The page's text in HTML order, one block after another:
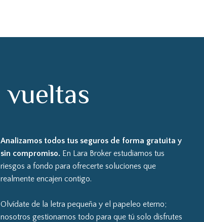
vueltas
Analizamos todos tus seguros de forma gratuita y
sin compromiso. En Lara Broker estudiamos tus
riesgos a fondo para ofrecerte soluciones que
realmente encajen contigo.
Olvídate de la letra pequeña y el papeleo eterno;
nosotros gestionamos todo para que tú solo disfrutes